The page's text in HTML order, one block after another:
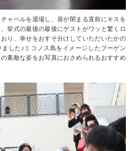
ャペルを退場し、扉が閉まる直前にキスを
挙式の最後の最後にゲストがワッと驚くロ
り、幸せをおすそ分けしていただいたかの
した♪ミコノス島をイメージしたブーゲン
素敵な姿をお写真におさめられるおすすめ